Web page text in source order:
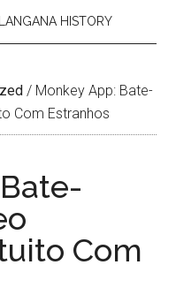
HISTORY
/ Monkey App: Bate-
Com Estranhos
Com